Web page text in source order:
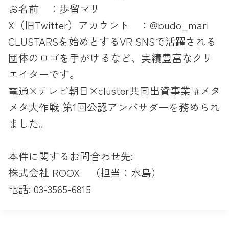
お名前 ：歩留マリ
X（旧Twitter）アカウント ：@budo_mari
CLUSTARSを始めとするVR SNSで活躍される
団体のロゴを手がけるなど、実績豊富なクリ
エイターです。
電通×テレビ朝日×cluster共同出資事業 #メタ
メタ大作戦 第1回公認アンバサダーを務められ
ました。
本件に関するお問合わせ先:
株式会社 ROOX （担当：水島）
電話: 03-3565-6815